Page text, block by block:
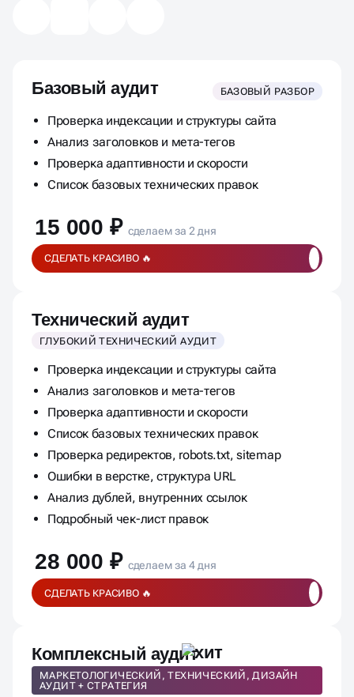
Базовый аудит БАЗОВЫЙ РАЗБОР
Проверка индексации и структуры сайта
Анализ заголовков и мета-тегов
Проверка адаптивности и скорости
Список базовых технических правок
15 000 ₽ сделаем за 2 дня
СДЕЛАТЬ КРАСИВО 🔥
Технический аудит
ГЛУБОКИЙ ТЕХНИЧЕСКИЙ АУДИТ
Проверка индексации и структуры сайта
Анализ заголовков и мета-тегов
Проверка адаптивности и скорости
Список базовых технических правок
Проверка редиректов, robots.txt, sitemap
Ошибки в верстке, структура URL
Анализ дублей, внутренних ссылок
Подробный чек-лист правок
28 000 ₽ сделаем за 4 дня
СДЕЛАТЬ КРАСИВО 🔥
Комплексный аудит
МАРКЕТОЛОГИЧЕСКИЙ, ТЕХНИЧЕСКИЙ, ДИЗАЙН
АУДИТ + СТРАТЕГИЯ